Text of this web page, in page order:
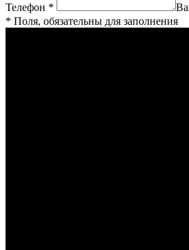
Телефон *
* Поля, обязательны для заполнения